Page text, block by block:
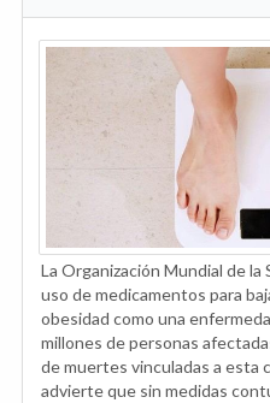
La Organización Mundial de la
uso de medicamentos para
obesidad como una
millones de personas
de muertes vinculadas a esta
advierte que sin medidas